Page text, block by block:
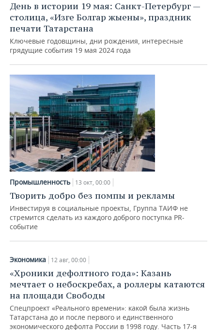
День в истории 19 мая: Санкт-Петербург —
столица, «Изге Болгар жыены», праздник
печати Татарстана
Ключевые годовщины, дни рождения, интересные
грядущие события 19 мая 2024 года
Промышленность 13 окт, 00:00
Творить добро без помпы и рекламы
Инвестируя в социальные проекты, Группа ТАИФ не
стремится сделать из каждого доброго поступка PR-
событие
Экономика 12 авг, 00:00
«Хроники дефолтного года»: Казань
мечтает о небоскребах, а роллеры катаются
на площади Свободы
Спецпроект «Реального времени»: какой была жизнь
Татарстана до и после первого и единственного
экономического дефолта России в 1998 году. Часть 17-я